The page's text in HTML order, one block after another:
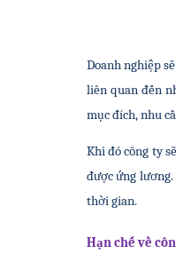
Doanh nghiệp
liên quan đến
mục đích, nhu
Khi đó công ty
được ứng
thời gian.
Hạn chế về